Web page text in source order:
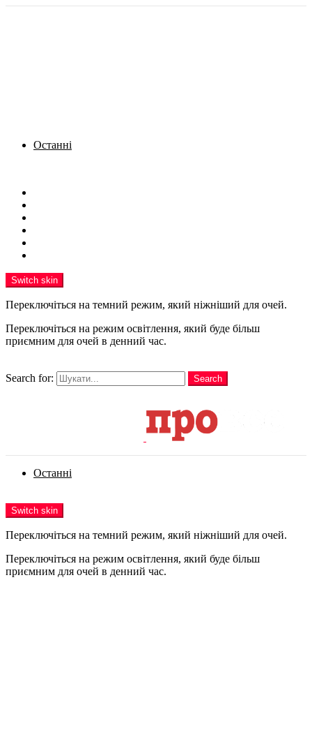
Останні
Switch skin
Переключіться на темний режим, який ніжніший для очей.
Переключіться на режим освітлення, який буде більш
приємним для очей в денний час.
Search for:
Search
Останні
Switch skin
Переключіться на темний режим, який ніжніший для очей.
Переключіться на режим освітлення, який буде більш
приємним для очей в денний час.